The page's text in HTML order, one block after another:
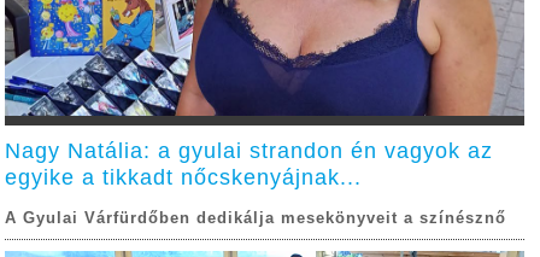
Nagy Natália: a gyulai strandon én vagyok az
egyike a tikkadt nőcskenyájnak...
A Gyulai Várfürdőben dedikálja mesekönyveit a színésznő